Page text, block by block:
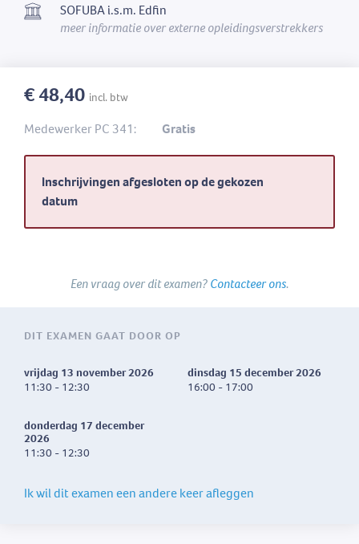
SOFUBA i.s.m. Edfin
meer informatie over externe opleidingsverstrekkers
€ 48,40 incl. btw
Medewerker PC 341: Gratis
Inschrijvingen afgesloten op de gekozen
datum
Een vraag over dit examen?Contacteer ons.
DIT EXAMEN GAAT DOOR OP
vrijdag 13 november 2026
11:30 - 12:30
dinsdag 15 december 2026
16:00 - 17:00
donderdag 17 december
2026
11:30 - 12:30
Ik wil dit examen een andere keer afleggen